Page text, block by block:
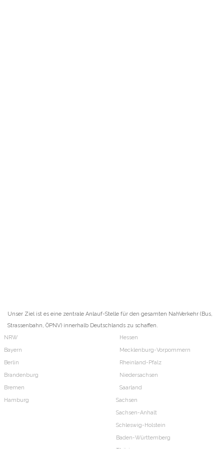
Unser Ziel ist es eine zentrale Anlauf-Stelle für den gesamten NahVerkehr (Bus,
Strassenbahn, ÖPNV) innerhalb Deutschlands zu schaffen.
NRW
Bayern
Berlin
Brandenburg
Bremen
Hamburg
Hessen
Mecklenburg-Vorpommern
Rheinland-Pfalz
Niedersachsen
Saarland
Sachsen
Sachsen-Anhalt
Schleswig-Holstein
Baden-Württemberg